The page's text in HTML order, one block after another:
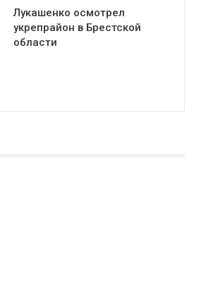
Лукашенко осмотрел
укрепрайон в Брестской
области